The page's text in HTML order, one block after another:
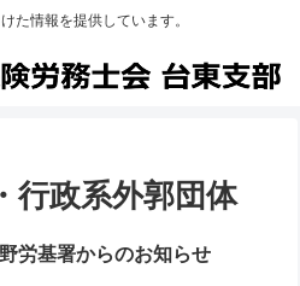
た情報を提供しています。
行政系外郭団体
労基署からのお知らせ